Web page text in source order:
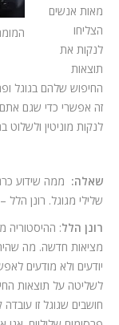
מאות אנשים
הצליחו
לנקות את
תוצאות
החיפוש שלהם בגוגל
זה אפשרי כדי שגם
לנקות מוניטין
שאלה: ממה שידוע
שלילי מגוגל. רונן
רונן הלל: ההיסטוריה
מציאות חדשה. מה
יודעים ולא מודעים
לשליטה על תוצאות
חושבים שגוגל זו